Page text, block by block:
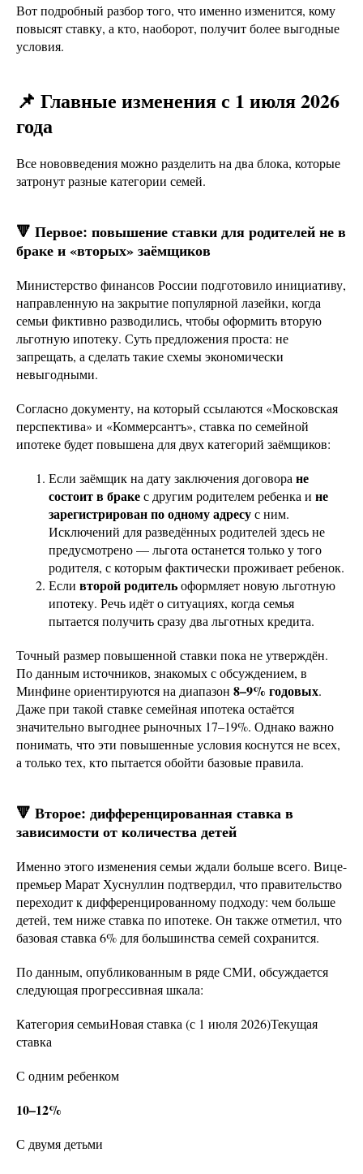
Вот подробный разбор того, что именно изменится, кому
повысят ставку, а кто, наоборот, получит более выгодные
условия.
📌 Главные изменения с 1 июля 2026
года
Все нововведения можно разделить на два блока, которые
затронут разные категории семей.
🔻 Первое: повышение ставки для родителей не в
браке и «вторых» заёмщиков
Министерство финансов России подготовило инициативу,
направленную на закрытие популярной лазейки, когда
семьи фиктивно разводились, чтобы оформить вторую
льготную ипотеку. Суть предложения проста: не
запрещать, а сделать такие схемы экономически
невыгодными.
Согласно документу, на который ссылаются «Московская
перспектива» и «Коммерсантъ», ставка по семейной
ипотеке будет повышена для двух категорий заёмщиков:
Если заёмщик на дату заключения договора не
состоит в бракес другим родителем ребенка и не
зарегистрирован по одному адресус ним.
Исключений для разведённых родителей здесь не
предусмотрено — льгота останется только у того
родителя, с которым фактически проживает ребенок.
Если второй родительоформляет новую льготную
ипотеку. Речь идёт о ситуациях, когда семья
пытается получить сразу два льготных кредита.
Точный размер повышенной ставки пока не утверждён.
По данным источников, знакомых с обсуждением, в
Минфине ориентируются на диапазон 8–9% годовых.
Даже при такой ставке семейная ипотека остаётся
значительно выгоднее рыночных 17–19%. Однако важно
понимать, что эти повышенные условия коснутся не всех,
а только тех, кто пытается обойти базовые правила.
🔻 Второе: дифференцированная ставка в
зависимости от количества детей
Именно этого изменения семьи ждали больше всего. Вице-
премьер Марат Хуснуллин подтвердил, что правительство
переходит к дифференцированному подходу: чем больше
детей, тем ниже ставка по ипотеке. Он также отметил, что
базовая ставка 6% для большинства семей сохранится.
По данным, опубликованным в ряде СМИ, обсуждается
следующая прогрессивная шкала:
Категория семьиНовая ставка (с 1 июля 2026)Текущая
ставка
С одним ребенком
10–12%
С двумя детьми